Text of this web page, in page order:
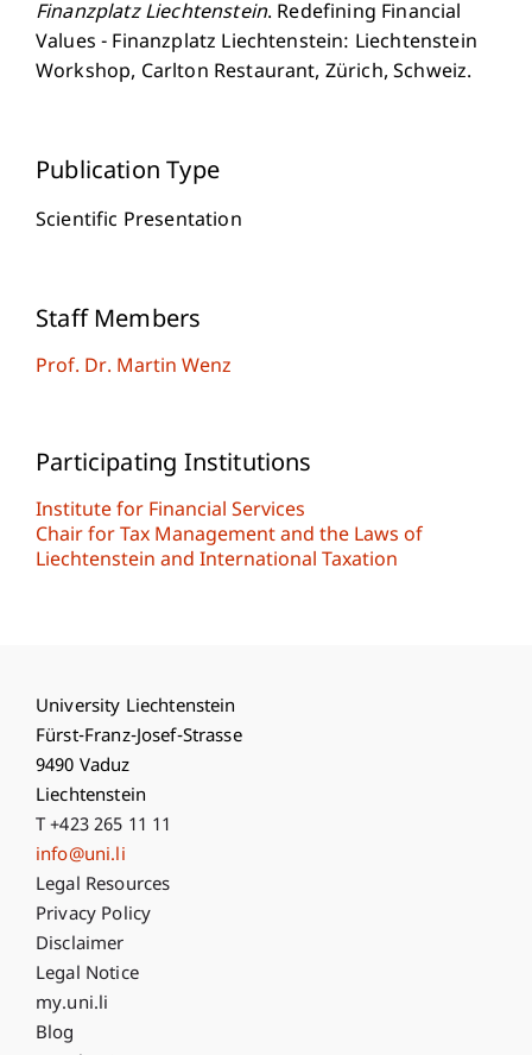
Finanzplatz Liechtenstein. Redefining Financial
Values - Finanzplatz Liechtenstein: Liechtenstein
Workshop, Carlton Restaurant, Zürich, Schweiz.
Publication Type
Scientific Presentation
Staff Members
Prof. Dr. Martin Wenz
Participating Institutions
Institute for Financial Services
Chair for Tax Management and the Laws of
Liechtenstein and International Taxation
University Liechtenstein
Fürst-Franz-Josef-Strasse
9490 Vaduz
Liechtenstein
T +423 265 11 11
info@uni.li
Fußzeile Rechtliche Hinweise
Legal Resources
Privacy Policy
Disclaimer
Legal Notice
Fußzeile Subdomain-Verzeichnis
my.uni.li
Blog